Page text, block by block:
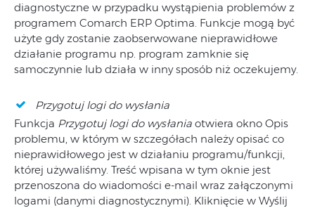
diagnostyczne w przypadku wystąpienia problemów z
programem Comarch ERP Optima. Funkcje mogą być
użyte gdy zostanie zaobserwowane nieprawidłowe
działanie programu np. program zamknie się
samoczynnie lub działa w inny sposób niż oczekujemy.
Przygotuj logi do wysłania
Funkcja Przygotuj logi do wysłania otwiera okno Opis
problemu, w którym w szczegółach należy opisać co
nieprawidłowego jest w działaniu programu/funkcji,
której używaliśmy. Treść wpisana w tym oknie jest
przenoszona do wiadomości e-mail wraz załączonymi
logami (danymi diagnostycznymi). Kliknięcie w Wyślij